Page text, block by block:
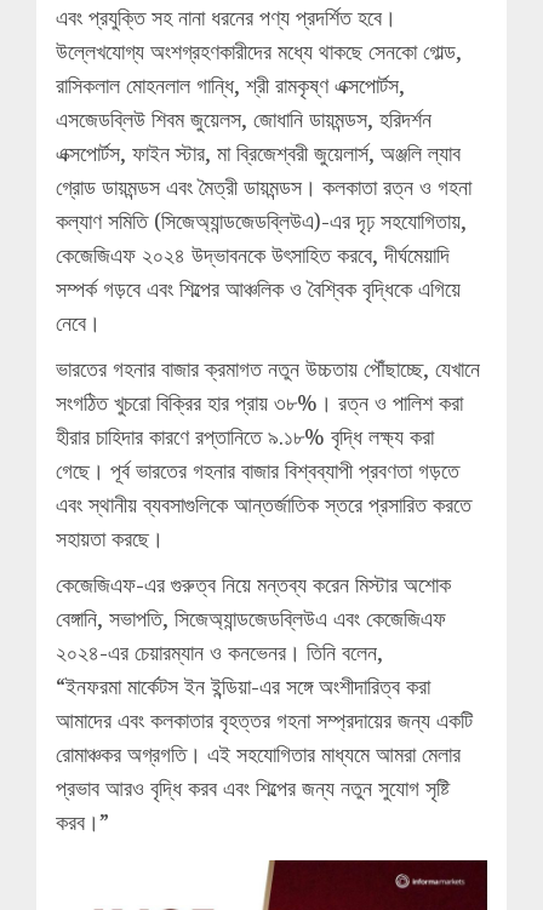
এবং প্রযুক্তি সহ নানা ধরনের পণ্য প্রদর্শিত হবে।
উল্লেখযোগ্য অংশগ্রহণকারীদের মধ্যে থাকছে সেনকো গোল্ড,
রাসিকলাল মোহনলাল গান্ধি, শ্রী রামকৃষ্ণ এক্সপোর্টস,
এসজেডব্লিউ শিবম জুয়েলস, জোধানি ডায়মন্ডস, হরিদর্শন
এক্সপোর্টস, ফাইন স্টার, মা ব্রিজেশ্বরী জুয়েলার্স, অঞ্জলি ল্যাব
গ্রোড ডায়মন্ডস এবং মৈত্রী ডায়মন্ডস। কলকাতা রত্ন ও গহনা
কল্যাণ সমিতি (সিজেঅ্যান্ডজেডব্লিউএ)-এর দৃঢ় সহযোগিতায়,
কেজেজিএফ ২০২৪ উদ্ভাবনকে উৎসাহিত করবে, দীর্ঘমেয়াদি
সম্পর্ক গড়বে এবং শিল্পের আঞ্চলিক ও বৈশ্বিক বৃদ্ধিকে এগিয়ে
নেবে।
ভারতের গহনার বাজার ক্রমাগত নতুন উচ্চতায় পৌঁছাচ্ছে, যেখানে
সংগঠিত খুচরো বিক্রির হার প্রায় ৩৮%। রত্ন ও পালিশ করা
হীরার চাহিদার কারণে রপ্তানিতে ৯.১৮% বৃদ্ধি লক্ষ্য করা
গেছে। পূর্ব ভারতের গহনার বাজার বিশ্বব্যাপী প্রবণতা গড়তে
এবং স্থানীয় ব্যবসাগুলিকে আন্তর্জাতিক স্তরে প্রসারিত করতে
সহায়তা করছে।
কেজেজিএফ-এর গুরুত্ব নিয়ে মন্তব্য করেন মিস্টার অশোক
বেঙ্গানি, সভাপতি, সিজেঅ্যান্ডজেডব্লিউএ এবং কেজেজিএফ
২০২৪-এর চেয়ারম্যান ও কনভেনর। তিনি বলেন,
“ইনফরমা মার্কেটস ইন ইন্ডিয়া-এর সঙ্গে অংশীদারিত্ব করা
আমাদের এবং কলকাতার বৃহত্তর গহনা সম্প্রদায়ের জন্য একটি
রোমাঞ্চকর অগ্রগতি। এই সহযোগিতার মাধ্যমে আমরা মেলার
প্রভাব আরও বৃদ্ধি করব এবং শিল্পের জন্য নতুন সুযোগ সৃষ্টি
করব।”